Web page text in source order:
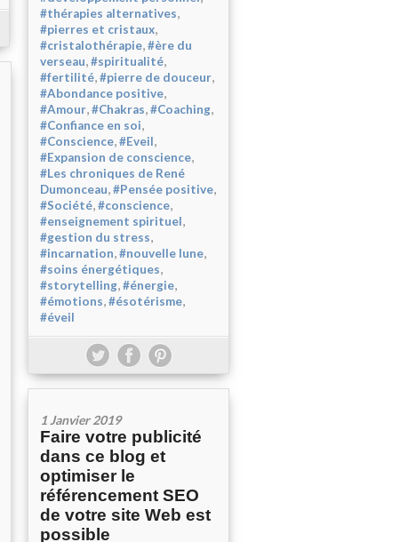
#thérapies alternatives,
#pierres et cristaux,
#cristalothérapie,#ère du
verseau,#spiritualité,
#fertilité,#pierre de douceur,
#Abondance positive,
#Amour,#Chakras,#Coaching,
#Confiance en soi,
#Conscience,#Eveil,
#Expansion de conscience,
#Les chroniques de René
Dumonceau,#Pensée positive,
#Société,#conscience,
#enseignement spirituel,
#gestion du stress,
#incarnation,#nouvelle lune,
#soins énergétiques,
#storytelling,#énergie,
#émotions,#ésotérisme,
#éveil
1 Janvier 2019
Faire votre publicité
dans ce blog et
optimiser le
référencement SEO
de votre site Web est
possible